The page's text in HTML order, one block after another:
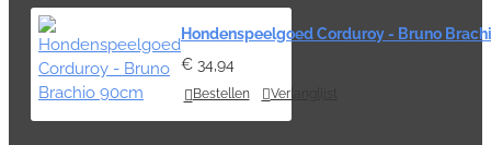
Hondenspeelgoed Corduroy - Bruno
€ 34,94
Bestellen Verlanglijst